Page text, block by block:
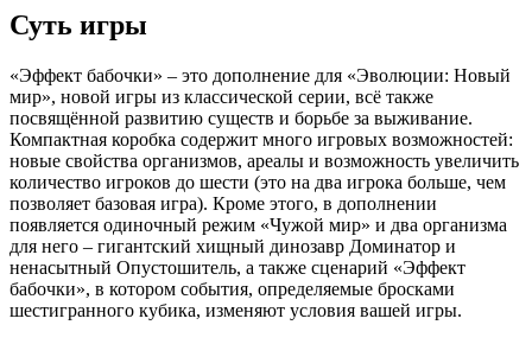
Суть игры
«Эффект бабочки» – это дополнение для «Эволюции: Новый
мир», новой игры из классической серии, всё также
посвящённой развитию существ и борьбе за выживание.
Компактная коробка содержит много игровых возможностей:
новые свойства организмов, ареалы и возможность увеличить
количество игроков до шести (это на два игрока больше, чем
позволяет базовая игра). Кроме этого, в дополнении
появляется одиночный режим «Чужой мир» и два организма
для него – гигантский хищный динозавр Доминатор и
ненасытный Опустошитель, а также сценарий «Эффект
бабочки», в котором события, определяемые бросками
шестигранного кубика, изменяют условия вашей игры.